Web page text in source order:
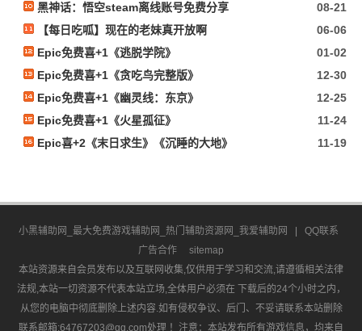
黑神话：悟空steam离线账号免费分享
08-21
【每日吃呱】现在的老妹真开放啊
06-06
Epic免费喜+1《逃脱学院》
01-02
Epic免费喜+1《贪吃鸟完整版》
12-30
Epic免费喜+1《幽灵线：东京》
12-25
Epic免费喜+1《火星孤征》
11-24
Epic喜+2《末日求生》《沉睡的大地》
11-19
小黑辅助网_最大免费游戏辅助网_热门辅助资源网_我爱辅助网
QQ联系
广告合作
sitemap
本站资源来自会员发布以及互联网收集,仅供用于学习和交流,请遵循相关法律
法规,本站一切资源不代表本站立场,全体用户必须在 下载后的24个小时之内，
从您的电脑中彻底删除上述内容.如有侵权争议、后门、不妥请联系本站删除
联系邮箱:64767203@qq.com处理 ！注意：本站发布所有游戏信息，均来自